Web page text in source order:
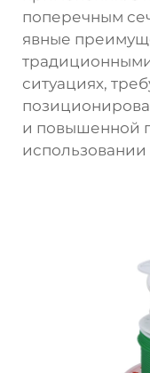
поперечным
явные
ситуациях,
и повышенной